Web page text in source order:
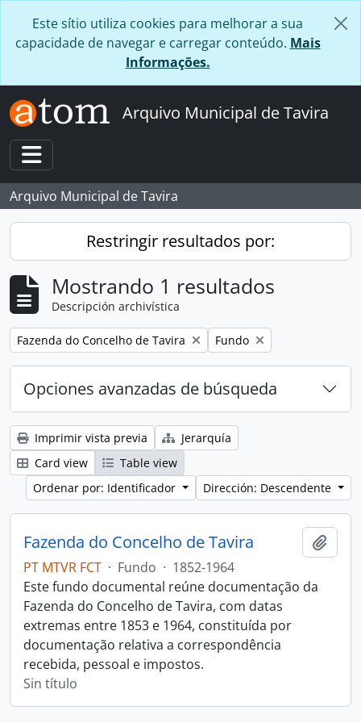
Este sítio utiliza cookies para melhorar a sua
capacidade de navegar e carregar conteúdo. Mais
Informações.
Arquivo Municipal de Tavira
Toggle navigation
Arquivo Municipal de Tavira
Restringir resultados por:
Mostrando 1 resultados
Descripción archivística
Remove filter:
Fazenda do Concelho de Tavira Remove filter:
Fundo
Opciones avanzadas de búsqueda
Imprimir vista previa
Jerarquía
Card view
Table view
Ordenar por: Identificador
Dirección: Descendente
Fazenda do Concelho de Tavira
PT MTVR FCT · Fundo · 1852-1964
Este fundo documental reúne documentação da
Fazenda do Concelho de Tavira, com datas
extremas entre 1853 e 1964, constituída por
documentação relativa a correspondência
recebida, pessoal e impostos.
Sin título